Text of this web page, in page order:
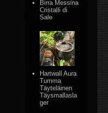
Birra Messina
Cristalli di
Sale
Hartwall Aura
Tumma
Täyteläinen
Täysmallasla
ger